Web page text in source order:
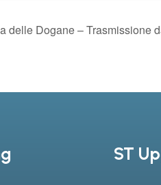
delle Dogane – Trasmissione
ST